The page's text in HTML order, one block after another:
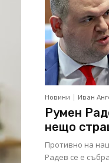
Новини Иван
Румен
нещо
Противно на
Радев се е